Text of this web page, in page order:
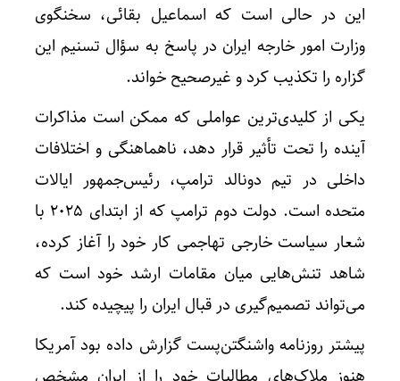
این در حالی است که اسماعیل بقائی، سخنگوی
وزارت امور خارجه ایران در پاسخ به سؤال تسنیم این
گزاره را تکذیب کرد و غیرصحیح خواند.
یکی از کلیدی‌ترین عواملی که ممکن است مذاکرات
آینده را تحت تأثیر قرار دهد، ناهماهنگی و اختلافات
داخلی در تیم دونالد ترامپ، رئیس‌جمهور ایالات
متحده است. دولت دوم ترامپ که از ابتدای 2025 با
شعار سیاست خارجی تهاجمی کار خود را آغاز کرده،
شاهد تنش‌هایی میان مقامات ارشد خود است که
می‌تواند تصمیم‌گیری در قبال ایران را پیچیده کند.
پیشتر روزنامه واشنگتن‌پست گزارش داده بود آمریکا